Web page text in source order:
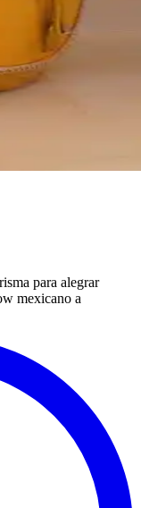
para alegrar
mexicano a